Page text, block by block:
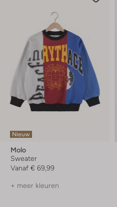
Nieuw
Molo
Sweater
Vanaf € 69,99
+ meer kleuren